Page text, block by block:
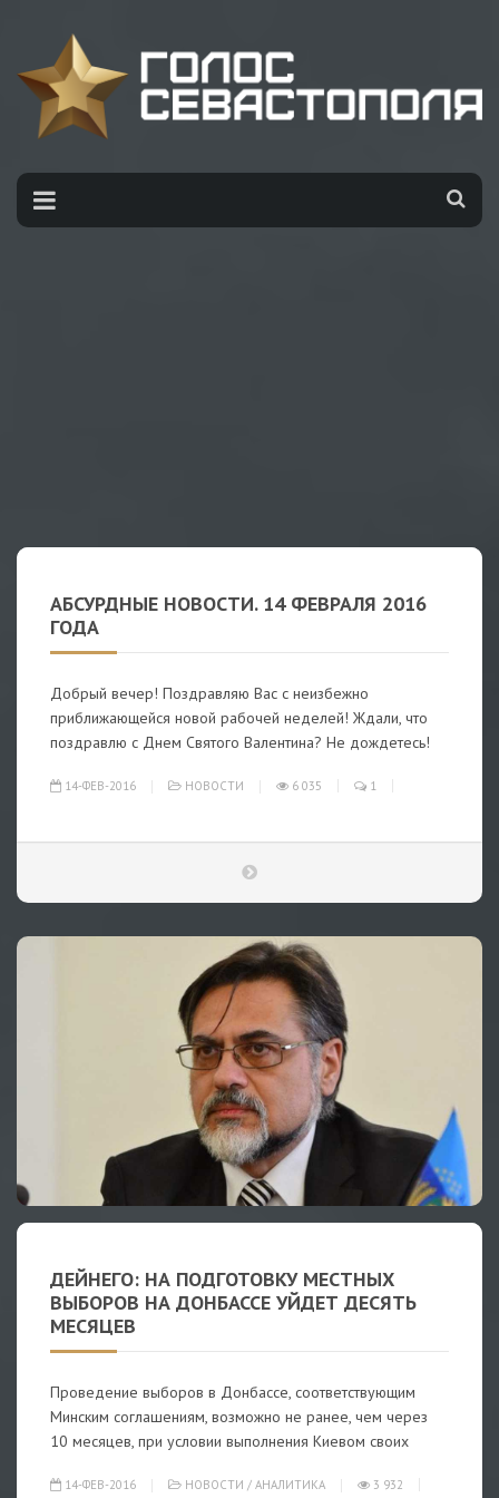
АБСУРДНЫЕ НОВОСТИ. 14 ФЕВРАЛЯ 2016
ГОДА
Добрый вечер! Поздравляю Вас с неизбежно
приближающейся новой рабочей неделей! Ждали, что
поздравлю с Днем Святого Валентина? Не дождетесь!
14-ФЕВ-2016 НОВОСТИ 6 035 1
ДЕЙНЕГО: НА ПОДГОТОВКУ МЕСТНЫХ
ВЫБОРОВ НА ДОНБАССЕ УЙДЕТ ДЕСЯТЬ
МЕСЯЦЕВ
Проведение выборов в Донбассе, соответствующим
Минским соглашениям, возможно не ранее, чем через
10 месяцев, при условии выполнения Киевом своих
14-ФЕВ-2016 НОВОСТИ / АНАЛИТИКА 3 932